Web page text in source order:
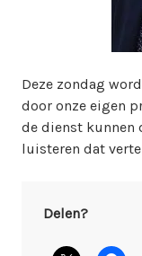
Deze zondag
door onze eigen
de dienst kunnen
luisteren dat
Delen?